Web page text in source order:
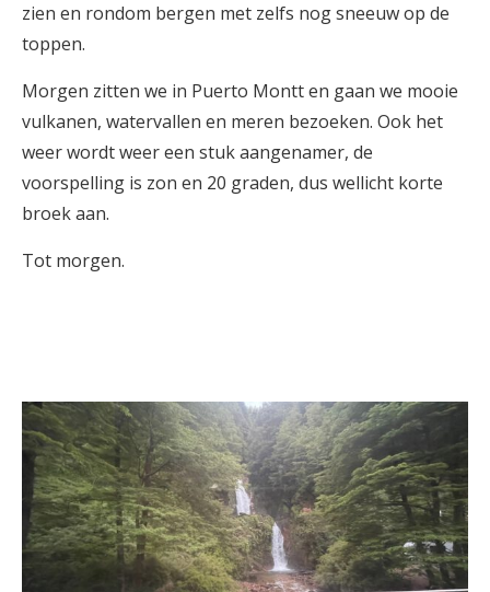
zien en rondom bergen met zelfs nog sneeuw op de
toppen.
Morgen zitten we in Puerto Montt en gaan we mooie
vulkanen, watervallen en meren bezoeken. Ook het
weer wordt weer een stuk aangenamer, de
voorspelling is zon en 20 graden, dus wellicht korte
broek aan.
Tot morgen.